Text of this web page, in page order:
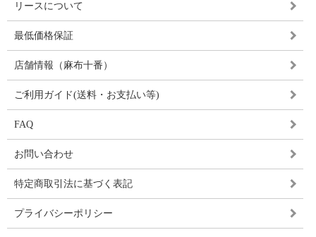
リースについて
最低価格保証
店舗情報（麻布十番）
ご利用ガイド(送料・お支払い等)
FAQ
お問い合わせ
特定商取引法に基づく表記
プライバシーポリシー